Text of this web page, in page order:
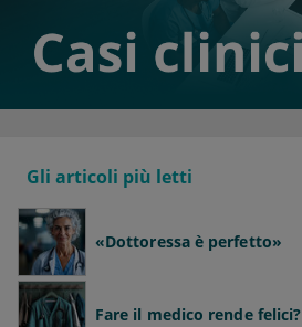
Gli articoli più letti
«Dottoressa è perfetto»
Fare il medico rende felici?